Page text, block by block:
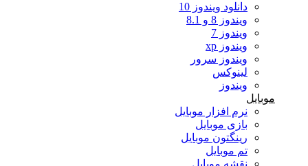
دانلود ویندوز 10
ویندوز 8 و 8.1
ویندوز 7
ویندوز xp
ویندوز سرور
لینوکس
ویندوز
موبایل
نرم افزار موبایل
بازی موبایل
رینگتون موبایل
تم موبایل
نقشه موبایل